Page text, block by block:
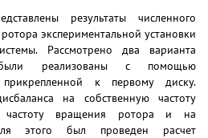
результаты численного
экспериментальной установки
Рассмотрено два варианта
реализованы с помощью
прикрепленной к первому диску.
на собственную частоту
частоту вращения ротора и на
этого был проведен расчет